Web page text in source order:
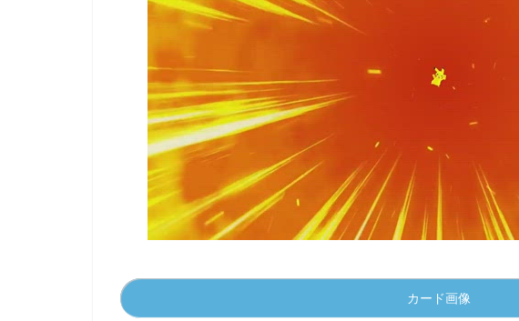
00:00/ [ TRUVID ] POKEMON
カード画像